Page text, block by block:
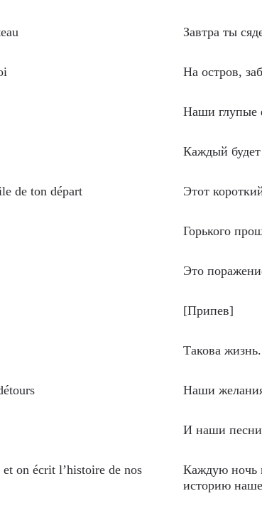
Завтра ты
На остров,
Наши глупые
Каждый
de ton départ Этот
Горького
Это
[Припев]
Такова жизнь.
Наши
И наши
on écrit l’histoire de nos
Каждую ночь
историю